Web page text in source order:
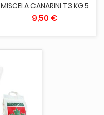
MISCELA CANARINI T3 KG 5
9,50 €